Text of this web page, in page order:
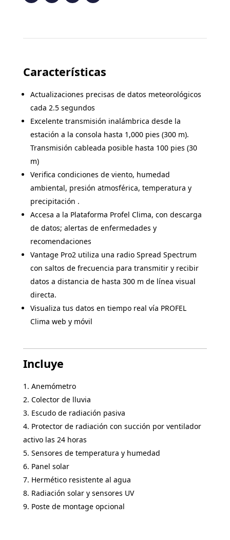
Características
Actualizaciones precisas de datos meteorológicos
cada 2.5 segundos
Excelente transmisión inalámbrica desde la
estación a la consola hasta 1,000 pies (300 m).
Transmisión cableada posible hasta 100 pies (30
m)
Verifica condiciones de viento, humedad
ambiental, presión atmosférica, temperatura y
precipitación .
Accesa a la Plataforma Profel Clima, con descarga
de datos; alertas de enfermedades y
recomendaciones
Vantage Pro2 utiliza una radio Spread Spectrum
con saltos de frecuencia para transmitir y recibir
datos a distancia de hasta 300 m de línea visual
directa.
Visualiza tus datos en tiempo real vía PROFEL
Clima web y móvil
Incluye
Anemómetro
Colector de lluvia
Escudo de radiación pasiva
Protector de radiación con succión por ventilador
activo las 24 horas
Sensores de temperatura y humedad
Panel solar
Hermético resistente al agua
Radiación solar y sensores UV
Poste de montage opcional